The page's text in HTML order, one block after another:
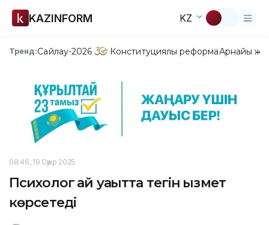
KAZINFORM KZ
Тренд:Сайлау-2026 Конституциялық реформаАрнайы
08:46, 19 Сәуір 2025
Психолог қай уақытта тегін қызмет
көрсетеді